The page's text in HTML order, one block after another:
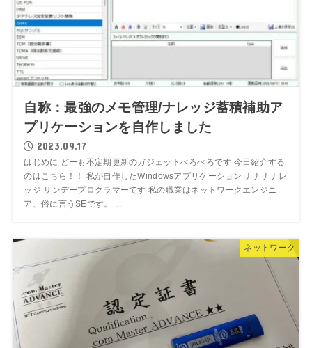
自称：最強のメモ管理/ナレッジ蓄積補助ア
プリケーションを自作しました
2023.09.17
はじめに どーも不定期更新のガジェットぺろぺろです 今日紹介する
のはこちら！！ 私が自作したWindowsアプリケーション ナナナナレ
ッジ サンデープログラマーです 私の職業はネットワークエンジニ
ア、俗に言うSEです。 ...
ネットワーク